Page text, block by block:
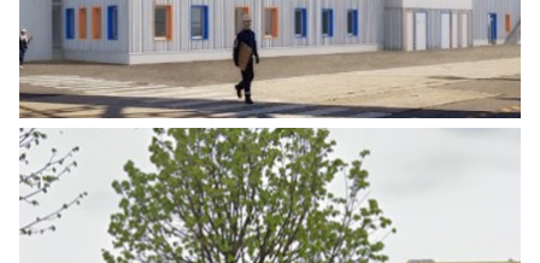
Industrie Tertiaire
RESTRUCTURATION BÂTIMENT LEA